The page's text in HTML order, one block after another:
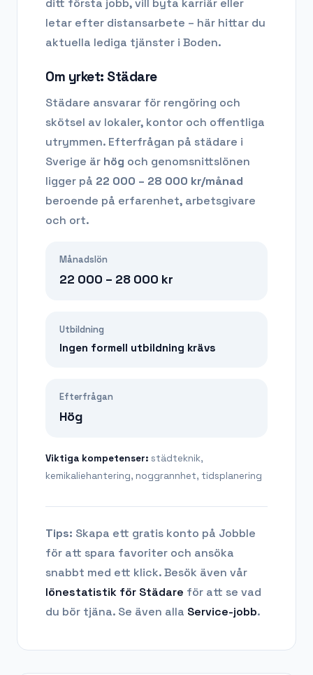
ditt första jobb, vill byta karriär eller
letar efter distansarbete – här hittar du
aktuella lediga tjänster i Boden.
Om yrket: Städare
Städare ansvarar för rengöring och
skötsel av lokaler, kontor och offentliga
utrymmen. Efterfrågan på städare i
Sverige är hög och genomsnittslönen
ligger på 22 000 – 28 000 kr/månad
beroende på erfarenhet, arbetsgivare
och ort.
Månadslön
22 000 – 28 000 kr
Utbildning
Ingen formell utbildning krävs
Efterfrågan
Hög
Viktiga kompetenser: städteknik,
kemikaliehantering, noggrannhet, tidsplanering
Tips: Skapa ett gratis konto på Jobble
för att spara favoriter och ansöka
snabbt med ett klick. Besök även vår
lönestatistik för Städare för att se vad
du bör tjäna. Se även alla Service-jobb.